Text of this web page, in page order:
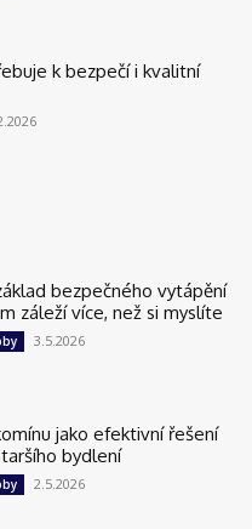
k bezpečí i kvalitní
bezpečného vytápění
záleží více, než si myslíte
3.5.2026
jako efektivní řešení
bydlení
2.5.2026